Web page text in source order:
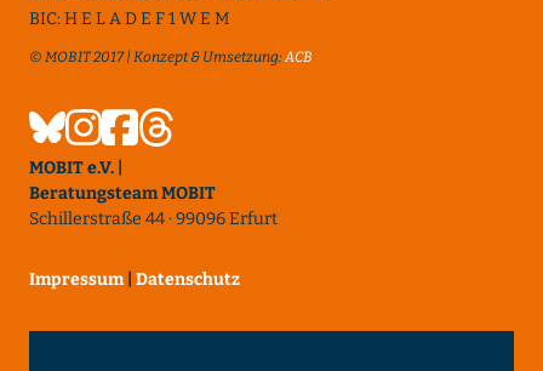
BIC: H E L A D E F 1 W E M
© MOBIT 2017 | Konzept & Umsetzung:ACB
MOBIT e.V. |
Beratungsteam MOBIT
Schillerstraße 44 · 99096 Erfurt
Impressum Datenschutz